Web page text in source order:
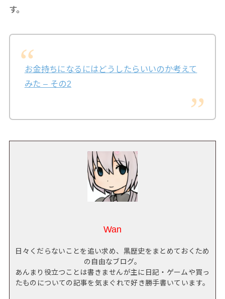
す。
お金持ちになるにはどうしたらいいのか考えて
みた – その2
Wan
日々くだらないことを追い求め、黒歴史をまとめておくため
の自由なブログ。
あんまり役立つことは書きませんが主に日記・ゲームや買っ
たものについての記事を気まぐれで好き勝手書いています。